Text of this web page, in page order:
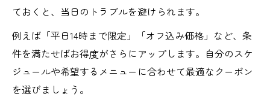
ておくと、当日のトラブルを避けられます。
例えば「平日14時まで限定」「オフ込み価格」など、条
件を満たせばお得度がさらにアップします。自分のスケ
ジュールや希望するメニューに合わせて最適なクーポン
を選びましょう。